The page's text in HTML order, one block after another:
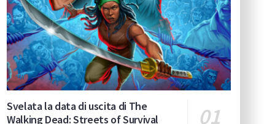
Svelata la data di uscita di The
Walking Dead: Streets of Survival